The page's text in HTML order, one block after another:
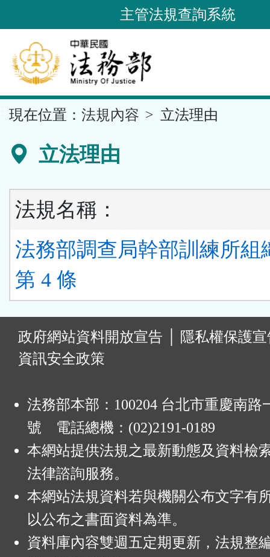
到
要
內
容
區
主管法規查詢系統
現在位置： 法規內容 立法理由
立法理由
法規名稱：
法務部調查局幹部訓練所組
第 4 條
政府網站資料開放宣告
隱私權保護
資訊安全政策
法務部本部：100204 台北市重慶南路
號 電話總機：(02)2191-0189
本網站提供法規之最新動態及資料檢
法律諮詢服務。
本網站法規資料若與機關公布文字有
以公布之書面資料為準。
資料庫內容雙週五定期更新，法規整